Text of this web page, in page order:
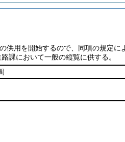
用を開始するので、同項の規定に
課において一般の縦覧に供する。